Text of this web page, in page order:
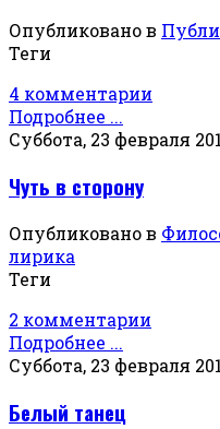
Опубликовано в
Теги
4 комментарии
Подробнее ...
Суббота, 23 февраля
Чуть в сторону
Опубликовано в
лирика
Теги
2 комментарии
Подробнее ...
Суббота, 23 февраля
Белый танец